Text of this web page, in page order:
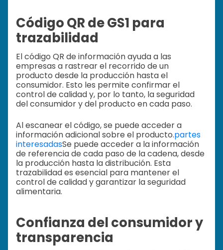
Código QR de GS1 para
trazabilidad
El código QR de información ayuda a las
empresas a rastrear el recorrido de un
producto desde la producción hasta el
consumidor. Esto les permite confirmar el
control de calidad y, por lo tanto, la seguridad
del consumidor y del producto en cada paso.
Al escanear el código, se puede acceder a
información adicional sobre el producto.partes
interesadasSe puede acceder a la información
de referencia de cada paso de la cadena, desde
la producción hasta la distribución. Esta
trazabilidad es esencial para mantener el
control de calidad y garantizar la seguridad
alimentaria.
Confianza del consumidor y
transparencia